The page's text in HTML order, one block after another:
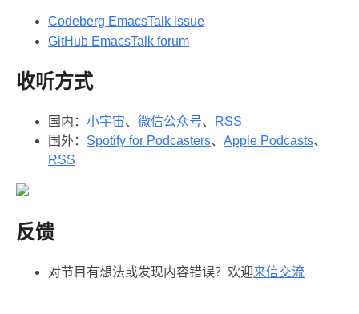
Codeberg EmacsTalk issue
GitHub EmacsTalk forum
收听方式
国内： 小宇宙、 微信公众号、
RSS
国外： Spotify for Podcasters、 Apple Podcasts、
RSS
反馈
对节目有想法或发现内容错误？欢迎来信交流️